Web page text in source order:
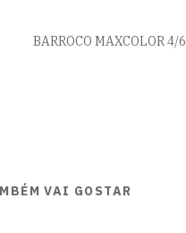
BARROCO MAXCOLOR 4/6
VAI GOSTAR